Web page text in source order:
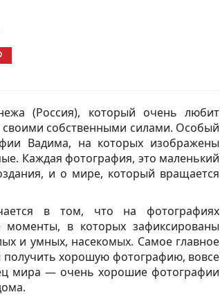
(Россия), который очень любит
собственными силами. Особый
Вадима, на которых изображены
Каждая фотография, это маленький
и о мире, который вращается
в том, что на фотографиях
в которых зафиксированы
и умных, насекомых. Самое главное
получить хорошую фотографию, вовсе
мира — очень хорошие фотографии